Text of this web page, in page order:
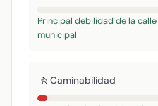
Principal debilidad de la
municipal
🚶 Caminabilidad